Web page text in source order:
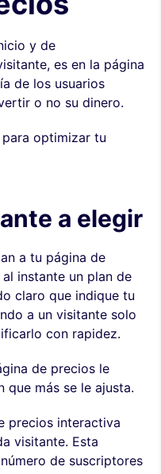
y de
es en la página
de los usuarios
o no su dinero.
optimizar tu
a elegir
a tu página de
instante un plan de
claro que indique tu
a un visitante solo
con rapidez.
de precios le
que más se le ajusta.
precios interactiva
visitante. Esta
de suscriptores